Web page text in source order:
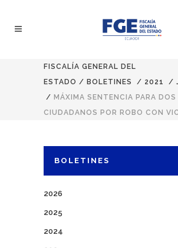
FISCALÍA GENERAL DEL
ESTADO / BOLETINES / 2021 /
/ MÁXIMA SENTENCIA PARA DOS
CIUDADANOS POR ROBO CON
BOLETINES
2026
2025
2024